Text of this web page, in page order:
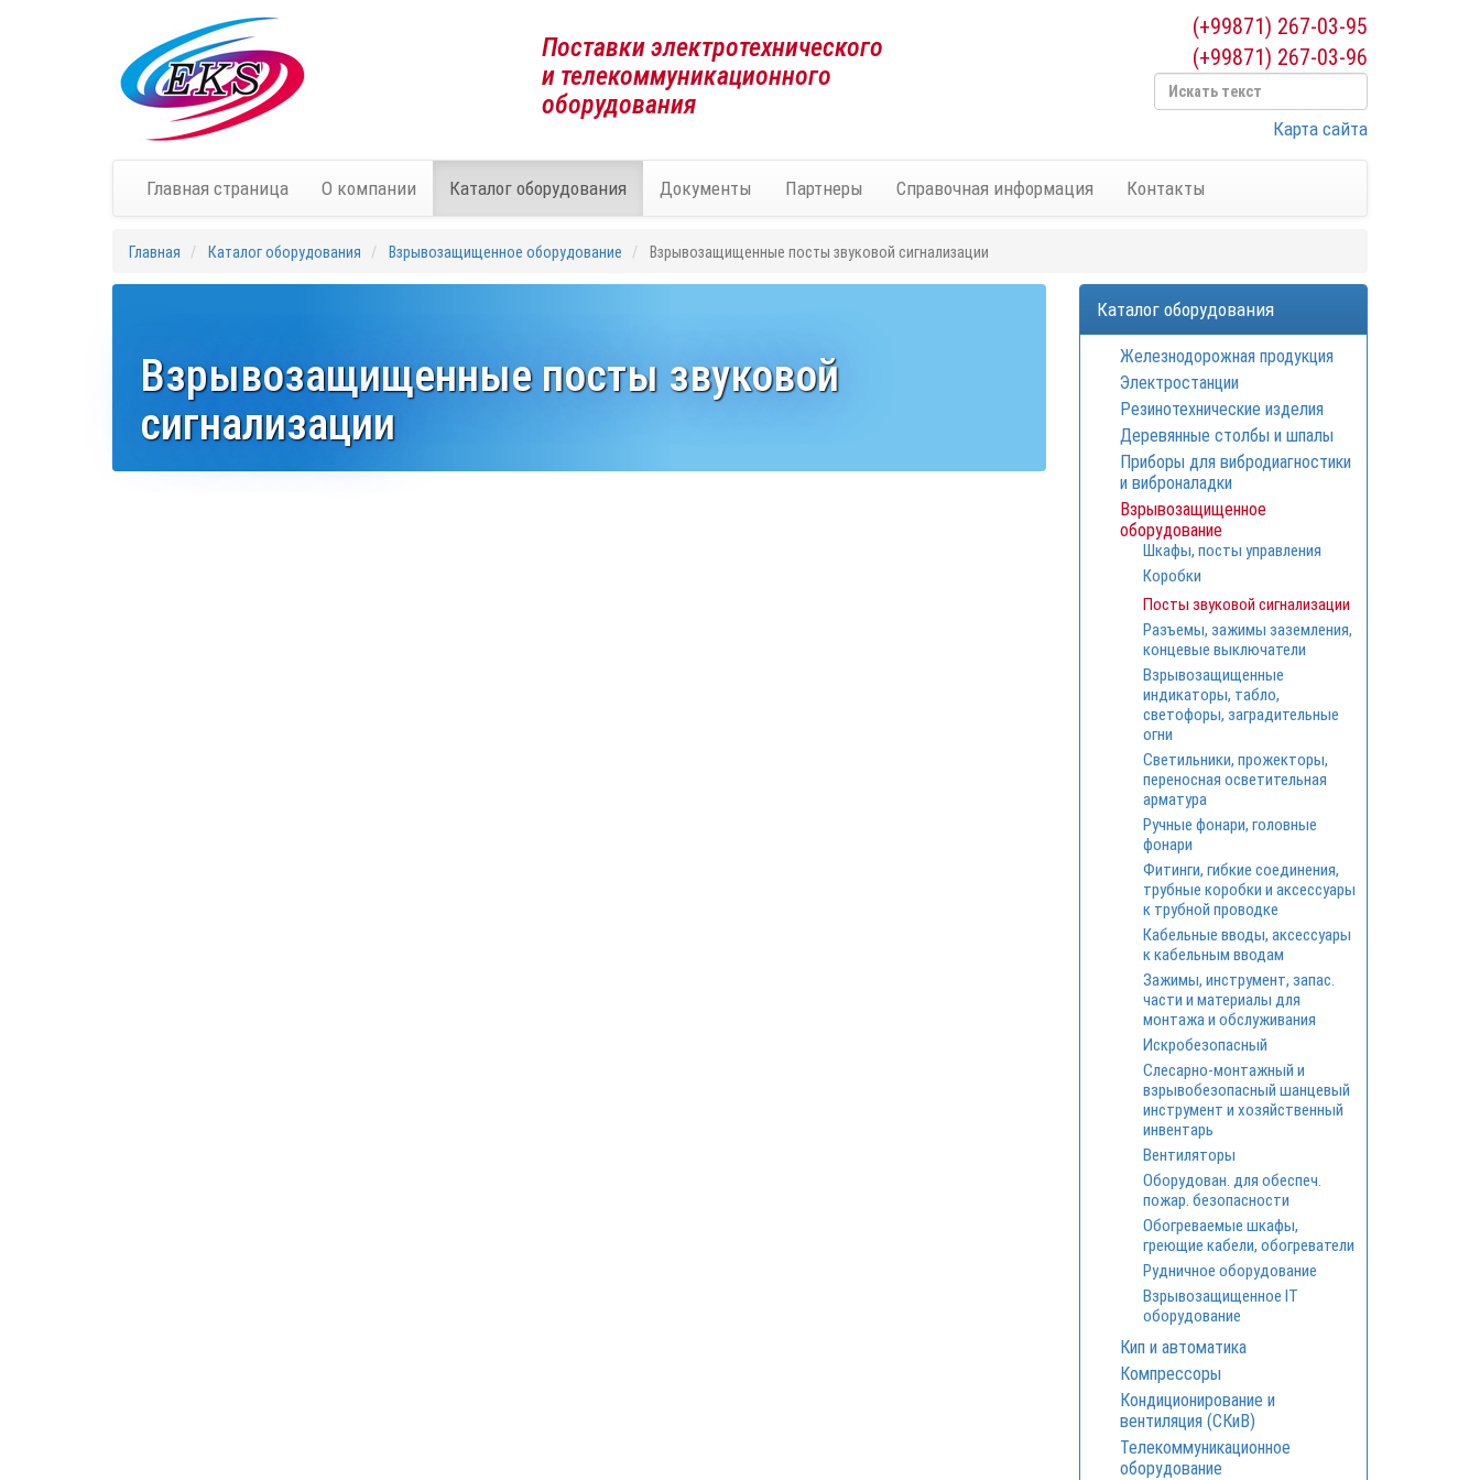
Поставки электротехнического
и телекоммуникационного
оборудования
(+99871) 267-03-95
(+99871) 267-03-96
Карта сайта
Главная страница О компании Каталог оборудования Документы Партнеры Справочная информация Контакты
Главная Каталог оборудования Взрывозащищенное оборудование Взрывозащищенные посты звуковой сигнализации
Взрывозащищенные посты звуковой
сигнализации
Каталог оборудования
Железнодорожная продукция
Электростанции
Резинотехнические изделия
Деревянные столбы и шпалы
Приборы для вибродиагностики
и виброналадки
Взрывозащищенное
оборудование
Шкафы, посты управления
Коробки
Посты звуковой сигнализации
Разъемы, зажимы заземления,
концевые выключатели
Взрывозащищенные
индикаторы, табло,
светофоры, заградительные
огни
Светильники, прожекторы,
переносная осветительная
арматура
Ручные фонари, головные
фонари
Фитинги, гибкие соединения,
трубные коробки и аксессуары
к трубной проводке
Кабельные вводы, аксессуары
к кабельным вводам
Зажимы, инструмент, запас.
части и материалы для
монтажа и обслуживания
Искробезопасный
Cлесарно-монтажный и
взрывобезопасный шанцевый
инструмент и хозяйственный
инвентарь
Вентиляторы
Оборудован. для обеспеч.
пожар. безопасности
Обогреваемые шкафы,
греющие кабели, обогреватели
Рудничное оборудование
Взрывозащищенное IT
оборудование
Кип и автоматика
Компрессоры
Кондиционирование и
вентиляция (СКиВ)
Телекоммуникационное
оборудование